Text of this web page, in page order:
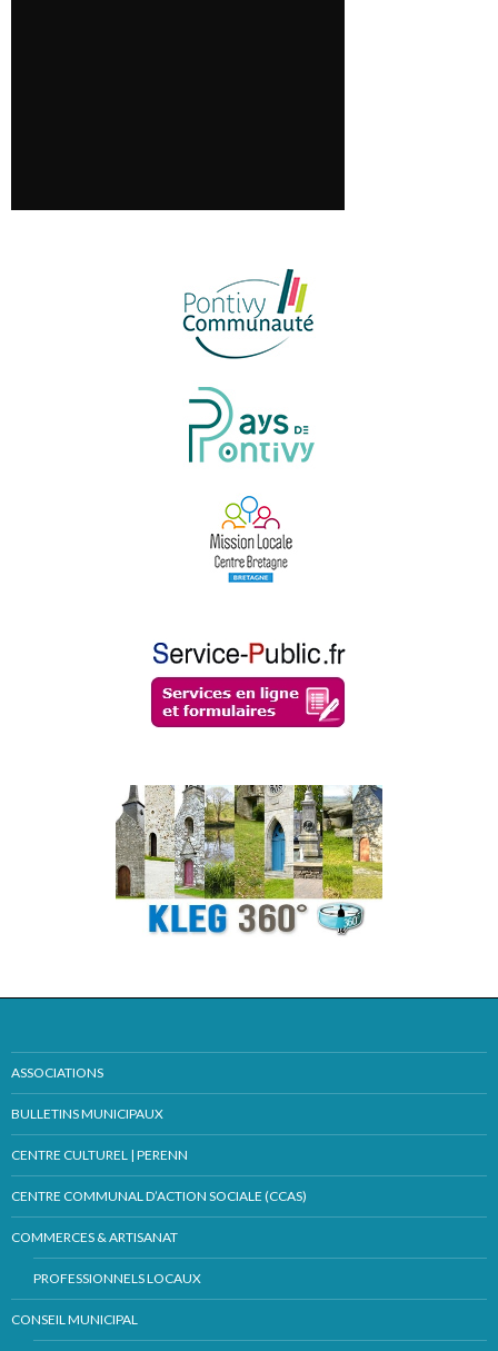
ASSOCIATIONS
BULLETINS MUNICIPAUX
CENTRE CULTUREL | PERENN
CENTRE COMMUNAL D’ACTION SOCIALE (CCAS)
COMMERCES & ARTISANAT
PROFESSIONNELS LOCAUX
CONSEIL MUNICIPAL